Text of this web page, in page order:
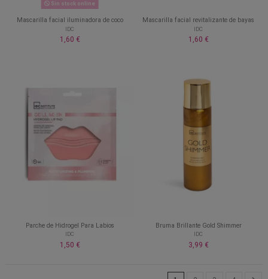
Sin stock online
Mascarilla facial iluminadora de coco
IDC
1,60 €
Mascarilla facial revitalizante de bayas
IDC
1,60 €
Parche de Hidrogel Para Labios
IDC
1,50 €
Bruma Brillante Gold Shimmer
IDC
3,99 €